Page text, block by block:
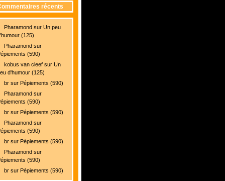
récents
Pharamond surUn peu
(125)
Pharamond sur
(590)
kobus van cleef surUn
d'humour (125)
br surPépiements (590)
Pharamond sur
(590)
br surPépiements (590)
Pharamond sur
(590)
br surPépiements (590)
Pharamond sur
(590)
br surPépiements (590)